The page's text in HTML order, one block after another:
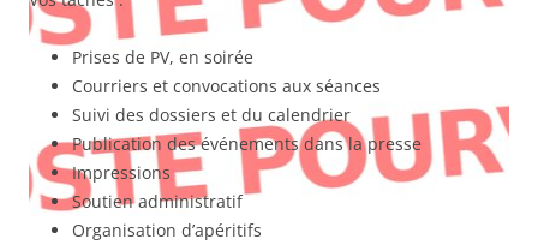
Prises de PV, en soirée
Courriers et convocations aux séances
Suivi des dossiers et du calendrier
Publication des événements dans la presse
Impressions
Soutien administratif
Organisation d’apéritifs